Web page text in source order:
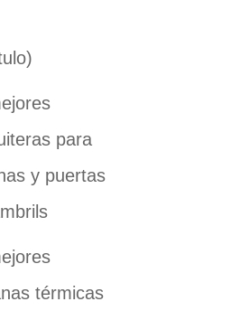
para
y puertas
térmicas